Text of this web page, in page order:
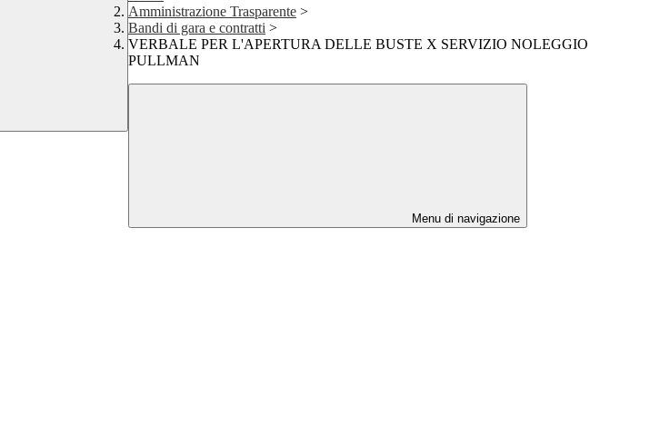
Amministrazione Trasparente >
Bandi di gara e contratti >
VERBALE PER L'APERTURA DELLE BUSTE X SERVIZIO NOLEGGIO
PULLMAN
Menu di navigazione